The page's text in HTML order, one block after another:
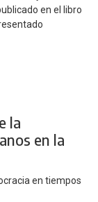
en el libro
la
en la
en tiempos